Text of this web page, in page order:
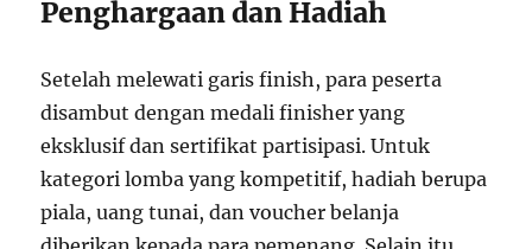
Penghargaan dan Hadiah
Setelah melewati garis finish, para peserta
disambut dengan medali finisher yang
eksklusif dan sertifikat partisipasi. Untuk
kategori lomba yang kompetitif, hadiah berupa
piala, uang tunai, dan voucher belanja